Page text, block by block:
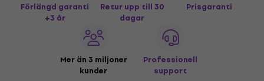
Förlängd garanti
+3 år
Retur upp till 30
dagar
Prisgaranti
Mer än 3 miljoner
kunder
Professionell
support